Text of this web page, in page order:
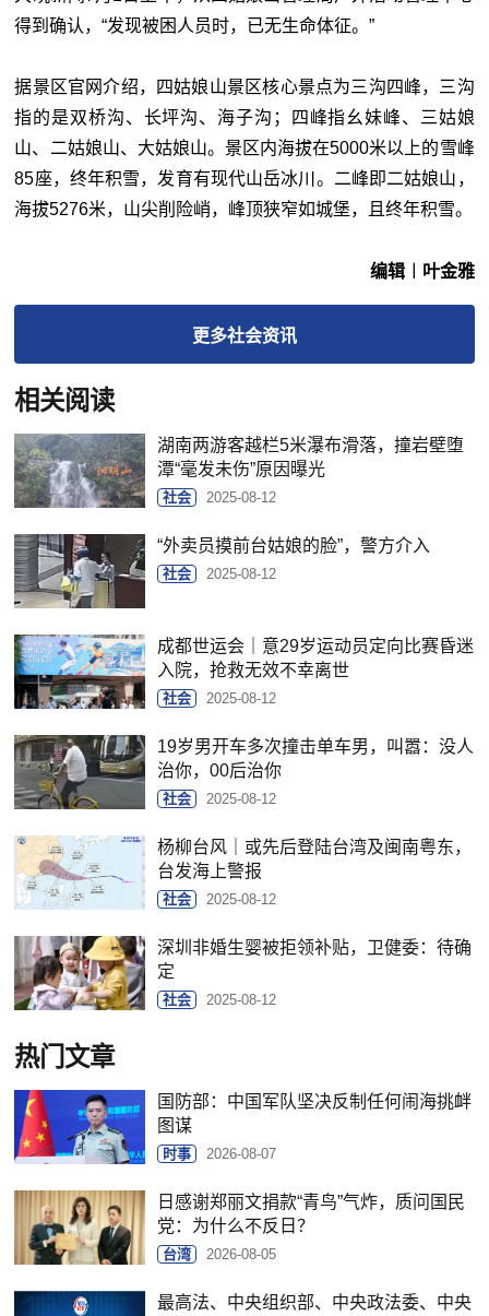
得到确认，“发现被困人员时，已无生命体征。”
据景区官网介绍，四姑娘山景区核心景点为三沟四峰，三沟
指的是双桥沟、长坪沟、海子沟；四峰指幺妹峰、三姑娘
山、二姑娘山、大姑娘山。景区内海拔在5000米以上的雪峰
85座，终年积雪，发育有现代山岳冰川。二峰即二姑娘山，
海拔5276米，山尖削险峭，峰顶狭窄如城堡，且终年积雪。
编辑︱叶金雅
更多社会资讯
相关阅读
湖南两游客越栏5米瀑布滑落，撞岩壁堕
潭“毫发未伤”原因曝光
社会 2025-08-12
“外卖员摸前台姑娘的脸”，警方介入
社会 2025-08-12
成都世运会｜意29岁运动员定向比赛昏迷
入院，抢救无效不幸离世
社会 2025-08-12
19岁男开车多次撞击单车男，叫嚣：没人
治你，00后治你
社会 2025-08-12
杨柳台风｜或先后登陆台湾及闽南粤东，
台发海上警报
社会 2025-08-12
深圳非婚生婴被拒领补贴，卫健委：待确
定
社会 2025-08-12
热门文章
国防部：中国军队坚决反制任何闹海挑衅
图谋
时事 2026-08-07
日感谢郑丽文捐款“青鸟”气炸，质问国民
党：为什么不反日？
台湾 2026-08-05
最高法、中央组织部、中央政法委、中央